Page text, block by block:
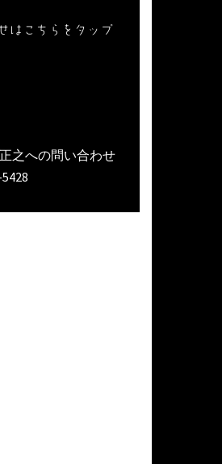
はこちらをタップ
之への問い合わせ